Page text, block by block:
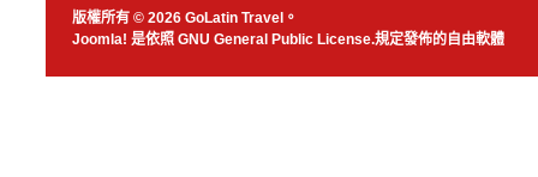
版權所有 © 2026 GoLatin Travel。
Joomla! 是依照 GNU General Public License.規定發佈的自由軟體